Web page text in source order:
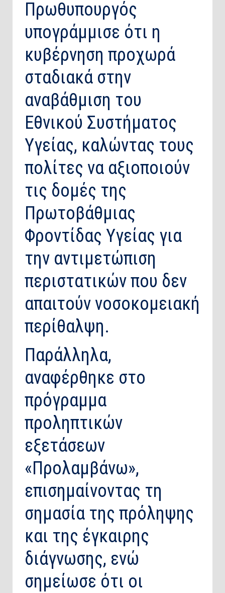
Πρωθυπουργός
υπογράμμισε ότι η
κυβέρνηση προχωρά
σταδιακά στην
αναβάθμιση του
Εθνικού Συστήματος
Υγείας, καλώντας τους
πολίτες να αξιοποιούν
τις δομές της
Πρωτοβάθμιας
Φροντίδας Υγείας για
την αντιμετώπιση
περιστατικών που δεν
απαιτούν νοσοκομειακή
περίθαλψη.
Παράλληλα,
αναφέρθηκε στο
πρόγραμμα
προληπτικών
εξετάσεων
«Προλαμβάνω»,
επισημαίνοντας τη
σημασία της πρόληψης
και της έγκαιρης
διάγνωσης, ενώ
σημείωσε ότι οι